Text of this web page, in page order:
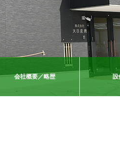
設備概要
会社概要／略歴 設